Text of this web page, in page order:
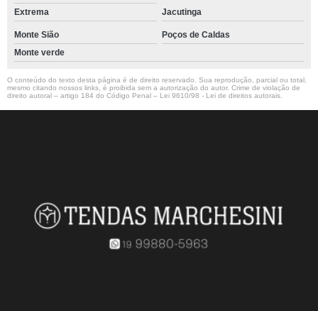
Extrema
Jacutinga
Monte Sião
Poços de Caldas
Monte verde
O conteúdo do texto desta página é de direito reservado. Sua reprodução, parcial ou total,
mesmo citando nossos links, é proibida sem a autorização do autor. Crime de violação de
direito autoral – artigo 184 do Código Penal – Lei 9610/98 - Lei de direitos autorais